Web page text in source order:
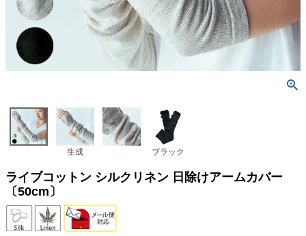
生成 ブラック
ライブコットン シルクリネン 日除けアームカバー
〔50cm〕